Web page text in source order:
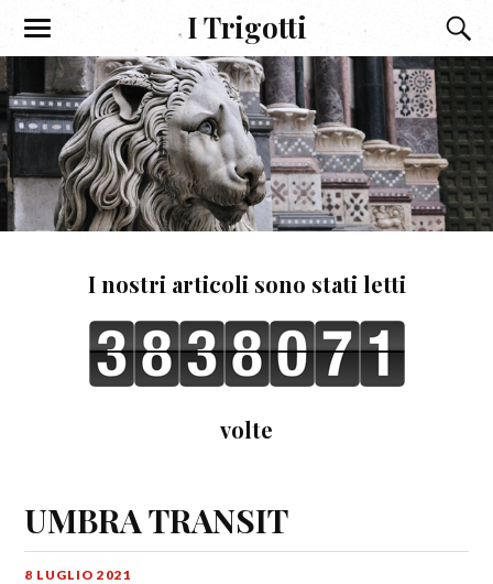
I Trigotti
I nostri articoli sono stati letti
volte
UMBRA TRANSIT
8 LUGLIO 2021